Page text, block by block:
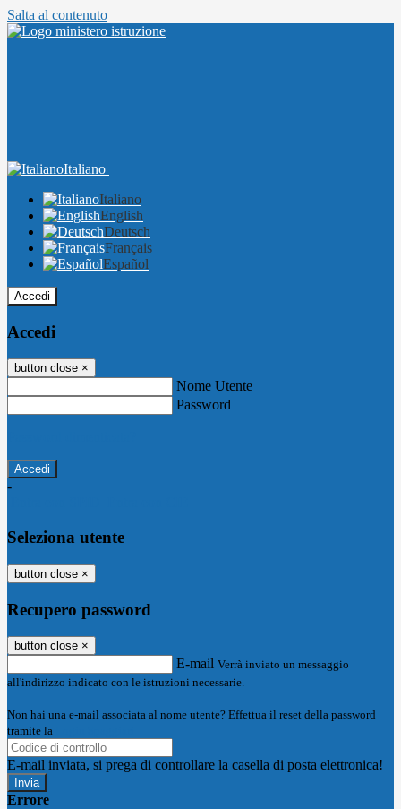
Salta al contenuto
Italiano
Italiano
English
Deutsch
Français
Español
Accedi
Accedi
button close ×
Nome Utente
Password
-
Seleziona utente
button close ×
Recupero password
button close ×
E-mail Verrà inviato un messaggio
all'indirizzo indicato con le istruzioni necessarie.
Non hai una e-mail associata al nome utente? Effettua il reset della password
tramite la
E-mail inviata, si prega di controllare la casella di posta elettronica!
Errore